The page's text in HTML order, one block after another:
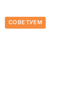
СОВЕТУЕМ